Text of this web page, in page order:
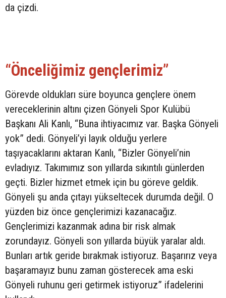
da çizdi.
“Önceliğimiz gençlerimiz”
Görevde oldukları süre boyunca gençlere önem
vereceklerinin altını çizen Gönyeli Spor Kulübü
Başkanı Ali Kanlı, “Buna ihtiyacımız var. Başka Gönyeli
yok” dedi. Gönyeli’yi layık olduğu yerlere
taşıyacaklarını aktaran Kanlı, “Bizler Gönyeli’nin
evladıyız. Takımımız son yıllarda sıkıntılı günlerden
geçti. Bizler hizmet etmek için bu göreve geldik.
Gönyeli şu anda çıtayı yükseltecek durumda değil. O
yüzden biz önce gençlerimizi kazanacağız.
Gençlerimizi kazanmak adına bir risk almak
zorundayız. Gönyeli son yıllarda büyük yaralar aldı.
Bunları artık geride bırakmak istiyoruz. Başarırız veya
başaramayız bunu zaman gösterecek ama eski
Gönyeli ruhunu geri getirmek istiyoruz” ifadelerini